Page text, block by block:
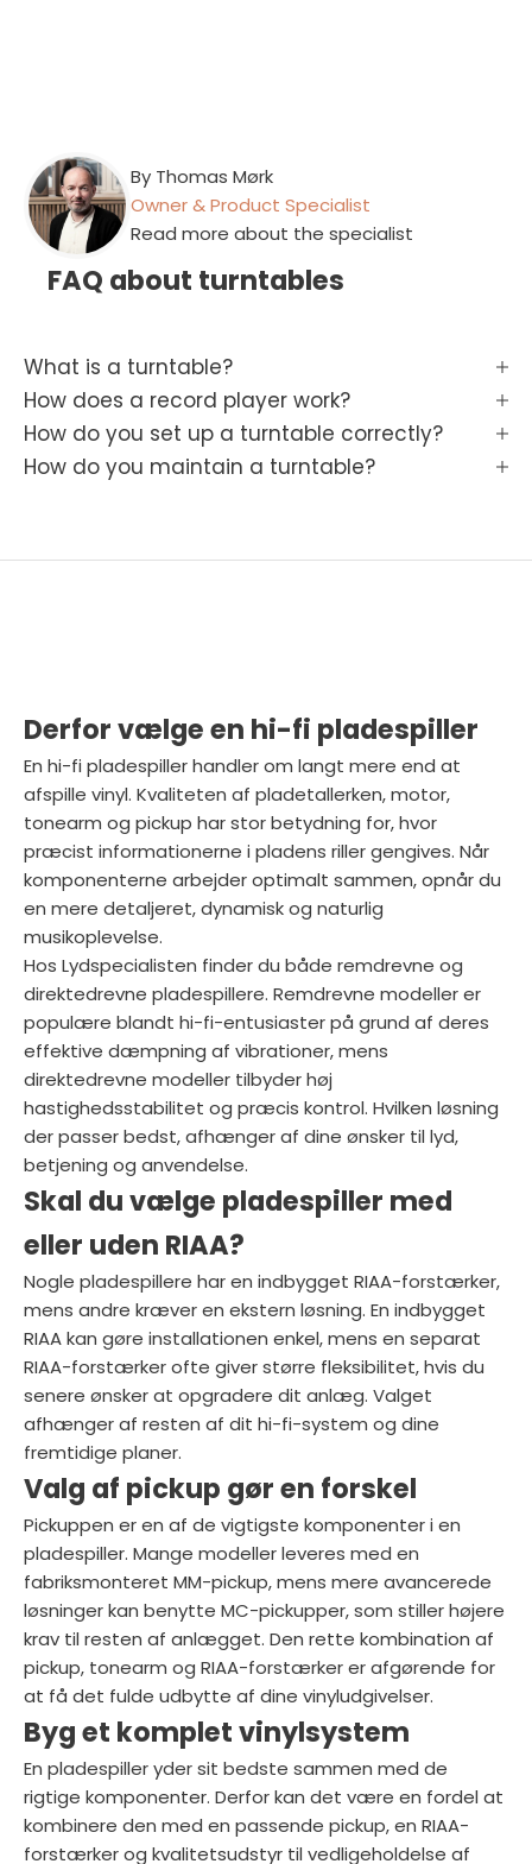
By Thomas Mørk
Owner & Product Specialist
Read more about the specialist
FAQ about turntables
What is a turntable?
How does a record player work?
How do you set up a turntable correctly?
How do you maintain a turntable?
Derfor vælge en hi-fi pladespiller
En hi-fi pladespiller handler om langt mere end at
afspille vinyl. Kvaliteten af pladetallerken, motor,
tonearm og pickup har stor betydning for, hvor
præcist informationerne i pladens riller gengives. Når
komponenterne arbejder optimalt sammen, opnår du
en mere detaljeret, dynamisk og naturlig
musikoplevelse.
Hos Lydspecialisten finder du både remdrevne og
direktedrevne pladespillere. Remdrevne modeller er
populære blandt hi-fi-entusiaster på grund af deres
effektive dæmpning af vibrationer, mens
direktedrevne modeller tilbyder høj
hastighedsstabilitet og præcis kontrol. Hvilken løsning
der passer bedst, afhænger af dine ønsker til lyd,
betjening og anvendelse.
Skal du vælge pladespiller med
eller uden RIAA?
Nogle pladespillere har en indbygget RIAA-forstærker,
mens andre kræver en ekstern løsning. En indbygget
RIAA kan gøre installationen enkel, mens en separat
RIAA-forstærker ofte giver større fleksibilitet, hvis du
senere ønsker at opgradere dit anlæg. Valget
afhænger af resten af dit hi-fi-system og dine
fremtidige planer.
Valg af pickup gør en forskel
Pickuppen er en af de vigtigste komponenter i en
pladespiller. Mange modeller leveres med en
fabriksmonteret MM-pickup, mens mere avancerede
løsninger kan benytte MC-pickupper, som stiller højere
krav til resten af anlægget. Den rette kombination af
pickup, tonearm og RIAA-forstærker er afgørende for
at få det fulde udbytte af dine vinyludgivelser.
Byg et komplet vinylsystem
En pladespiller yder sit bedste sammen med de
rigtige komponenter. Derfor kan det være en fordel at
kombinere den med en passende pickup, en RIAA-
forstærker og kvalitetsudstyr til vedligeholdelse af